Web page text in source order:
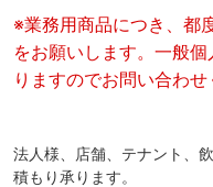
※業務用商品につき、都
をお願いします。一般
りますのでお問い合わせ
法人様、店舗、テナント、
積もり承ります。